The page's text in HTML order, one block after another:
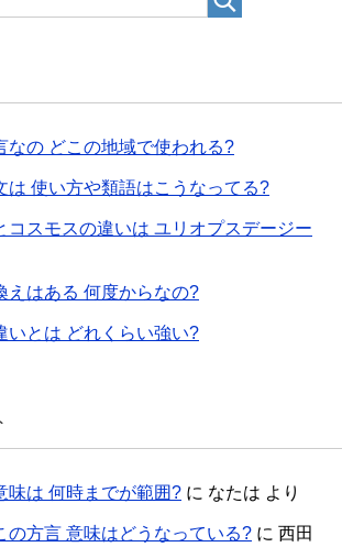
なの どこの地域で使われる?
は 使い方や類語はこうなってる?
コスモスの違いは ユリオプスデージー
えはある 何度からなの?
いとは どれくらい強い?
味は 何時までが範囲? に なたは より
の方言 意味はどうなっている? に 西田